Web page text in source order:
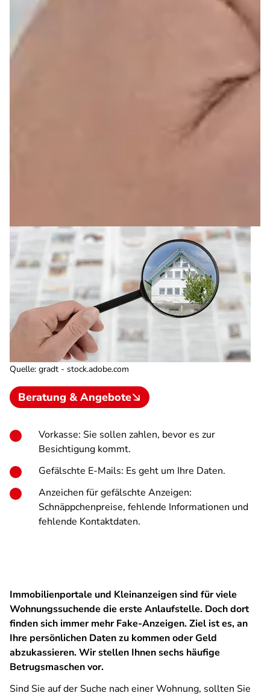
Quelle: gradt - stock.adobe.com
Beratung & Angebote
Vorkasse: Sie sollen zahlen, bevor es zur
Besichtigung kommt.
Gefälschte E-Mails: Es geht um Ihre Daten.
Anzeichen für gefälschte Anzeigen:
Schnäppchenpreise, fehlende Informationen und
fehlende Kontaktdaten.
Immobilienportale und Kleinanzeigen sind für viele
Wohnungssuchende die erste Anlaufstelle. Doch dort
finden sich immer mehr Fake-Anzeigen. Ziel ist es, an
Ihre persönlichen Daten zu kommen oder Geld
abzukassieren. Wir stellen Ihnen sechs häufige
Betrugsmaschen vor.
Sind Sie auf der Suche nach einer Wohnung, sollten Sie